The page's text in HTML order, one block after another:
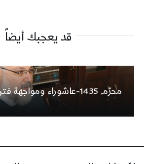
قد يعجبك أيضاً
محرّم 1435-عاشوراء ومواجهة فتن آخر الزمان